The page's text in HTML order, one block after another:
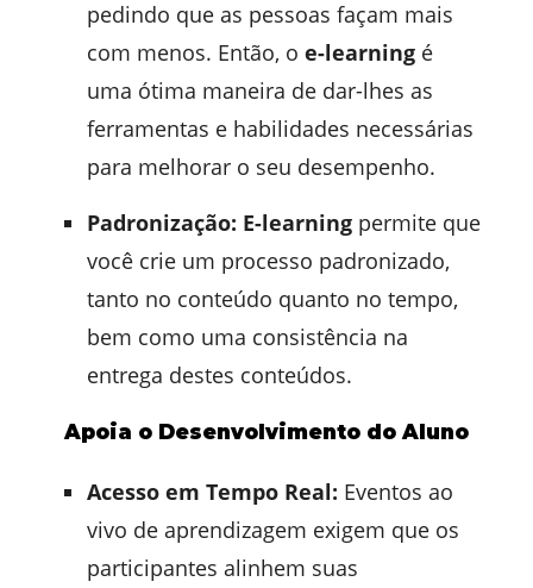
pedindo que as pessoas façam mais
com menos. Então, o e-learningé
uma ótima maneira de dar-lhes as
ferramentas e habilidades necessárias
para melhorar o seu desempenho.
Padronização: E-learningpermite que
você crie um processo padronizado,
tanto no conteúdo quanto no tempo,
bem como uma consistência na
entrega destes conteúdos.
Apoia o Desenvolvimento do Aluno
Acesso em Tempo Real: Eventos ao
vivo de aprendizagem exigem que os
participantes alinhem suas